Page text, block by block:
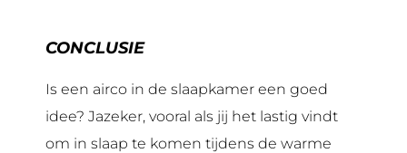
CONCLUSIE
Is een airco in de slaapkamer een goed
idee? Jazeker, vooral als jij het lastig vindt
om in slaap te komen tijdens de warme